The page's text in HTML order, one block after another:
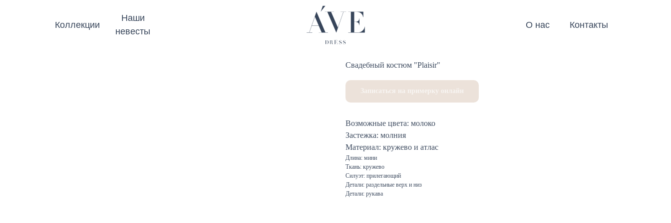
Коллекции
Наши
невесты
О нас Контакты
Свадебный костюм "Plaisir"
Записаться на примерку онлайн
Возможные цвета: молоко
Застежка: молния
Материал: кружево и атлас
Длина: мини
Ткань: кружево
Силуэт: прилегающий
Детали: раздельные верх и низ
Детали: рукава